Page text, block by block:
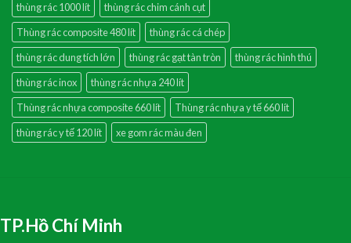
thùng rác 1000 lít
thùng rác chim cánh cụt
Thùng rác composite 480 lít
thùng rác cá chép
thùng rác dung tích lớn
thùng rác gạt tàn tròn
thùng rác hình thú
thùng rác inox
thùng rác nhựa 240 lít
Thùng rác nhựa composite 660 lít
Thùng rác nhựa y tế 660 lít
thùng rác y tế 120 lít
xe gom rác màu đen
TP.Hồ Chí Minh